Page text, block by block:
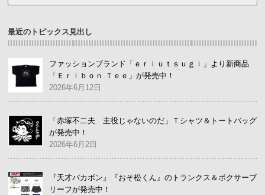
最近のトピックス見出し
ファッションブランド「ｅｒｉｕｔｓｕｇｉ」より新商品
「Ｅｒｉｂｏｎ Ｔｅｅ」が発売中！
2026年6月12日
「赤塚不二夫 主役じゃないのだ」Ｔシャツ＆トートバッグ
が発売中！
2026年6月2日
『天才バカボン』『おそ松くん』のトランクス＆ボクサーブ
リーフが発売中！